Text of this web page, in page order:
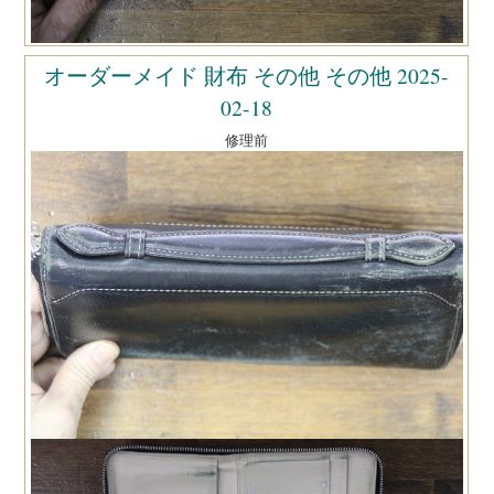
オーダーメイド 財布 その他 その他 2025-
02-18
修理前